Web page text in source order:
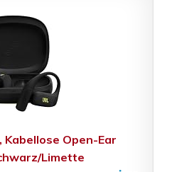
Kabellose Open-Ear
Limette